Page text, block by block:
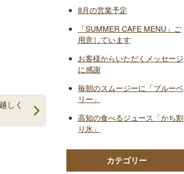
しく
8月の営業予定
「SUMMER CAFE MENU」ご
用意しています
お客様からいただくメッセージ
に感謝
毎朝のスムージーに「ブルーベ
リー」
高知の食べるジュース「かち割
り氷」
カテゴリー